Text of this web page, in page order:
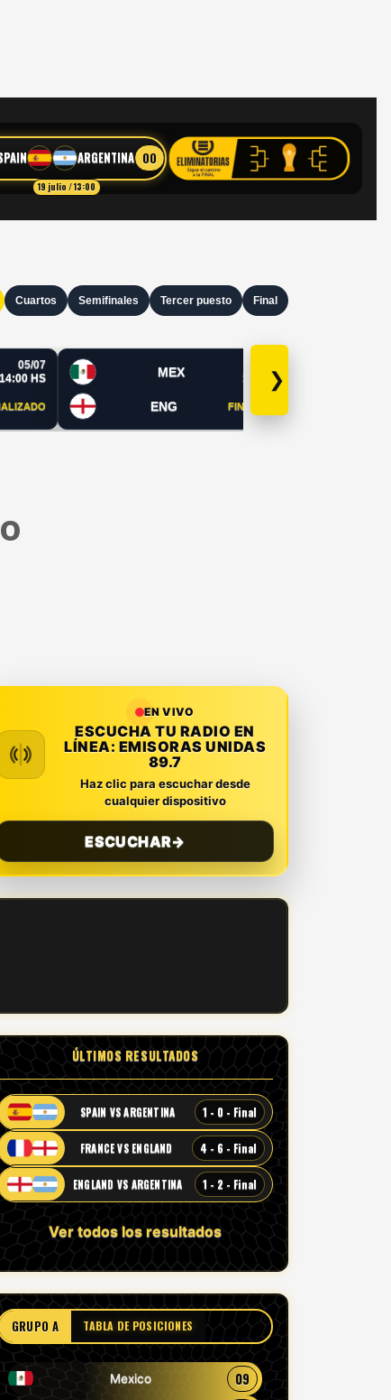
ARGENTINA 00
19 julio / 13:00
Cuartos Semifinales Tercer puesto Final
05/07
14:00 HS
MEX
19:00 HS
ENG FINALIZADO
❯
EN VIVO
ESCUCHA TU RADIO EN
LÍNEA: EMISORAS UNIDAS
89.7
Haz clic para escuchar desde
cualquier dispositivo
ESCUCHAR→
ÚLTIMOS RESULTADOS
SPAIN VS ARGENTINA 1 - 0 - Final
FRANCE VS ENGLAND 4 - 6 - Final
ENGLAND VS ARGENTINA 1 - 2 - Final
Ver todos los resultados
GRUPO A TABLA DE POSICIONES
Mexico 09